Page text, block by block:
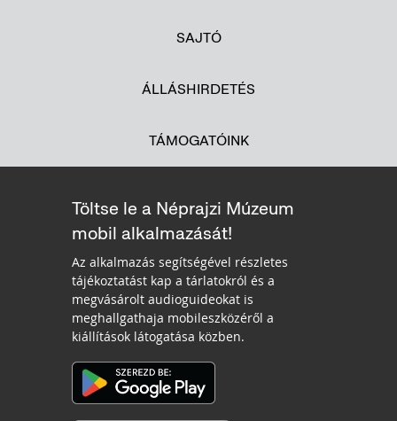
SAJTÓ
ÁLLÁSHIRDETÉS
TÁMOGATÓINK
Töltse le a Néprajzi Múzeum
mobil alkalmazását!
Az alkalmazás segítségével részletes
tájékoztatást kap a tárlatokról és a
megvásárolt audioguideokat is
meghallgathaja mobileszközéről a
kiállítások látogatása közben.